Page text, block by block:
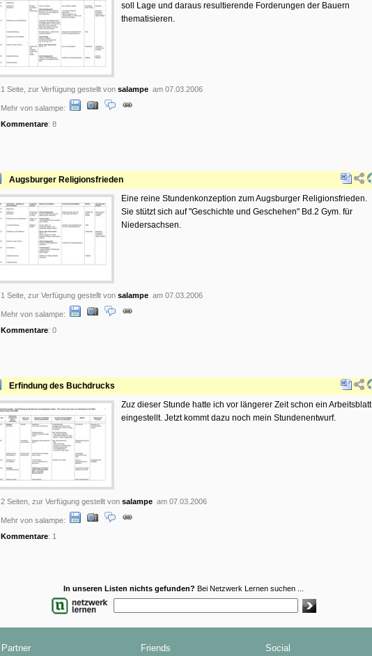
soll Lage und daraus resultierende Forderungen der Bauern
thematisieren.
1 Seite, zur Verfügung gestellt von salampe am 07.03.2006
Mehr von salampe:
Kommentare: 8
Augsburger Religionsfrieden
Eine reine Stundenkonzeption zum Augsburger Religionsfrieden.
Sie stützt sich auf "Geschichte und Geschehen" Bd.2 Gym. für
Niedersachsen.
1 Seite, zur Verfügung gestellt von salampe am 07.03.2006
Mehr von salampe:
Kommentare: 0
Erfindung des Buchdrucks
Zuz dieser Stunde hatte ich vor längerer Zeit schon ein Arbeitsblatt
eingestellt. Jetzt kommt dazu noch mein Stundenentwurf.
2 Seiten, zur Verfügung gestellt von salampe am 07.03.2006
Mehr von salampe:
Kommentare: 1
In unseren Listen nichts gefunden? Bei Netzwerk Lernen suchen ...
Partner Friends Social